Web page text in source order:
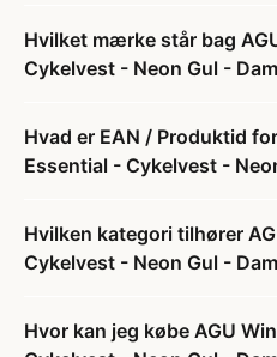
Hvilket mærke står bag
Cykelvest - Neon Gul -
Hvad er EAN / Produktid
Essential - Cykelvest -
Hvilken kategori tilhører
Cykelvest - Neon Gul -
Hvor kan jeg købe AGU